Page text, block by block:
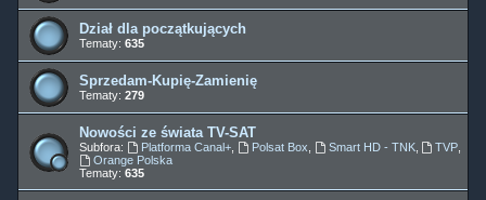
Dział dla początkujących
Tematy: 635
Sprzedam-Kupię-Zamienię
Tematy: 279
Nowości ze świata TV-SAT
Subfora: Platforma Canal+, Polsat Box Smart HD - TNK, TVP
Orange Polska
Tematy: 635